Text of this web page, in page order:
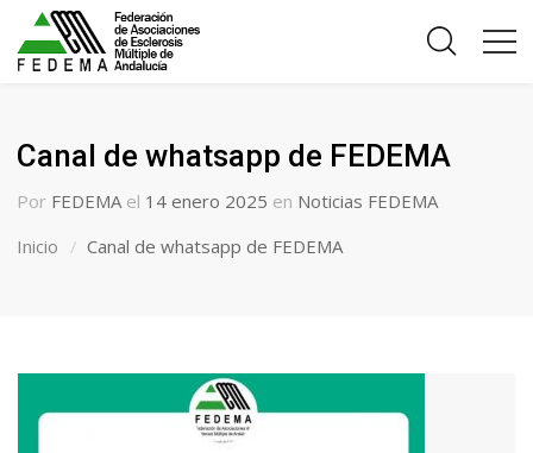
Canal de whatsapp de FEDEMA
Por FEDEMA el 14 enero 2025 en Noticias FEDEMA
Inicio
Canal de whatsapp de FEDEMA